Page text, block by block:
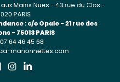
Mains Nues - 43 rue du Clos -
PARIS
: c/o Opale - 21 rue des
- 75013 PARIS
64 46 45 68
marionnettes.com